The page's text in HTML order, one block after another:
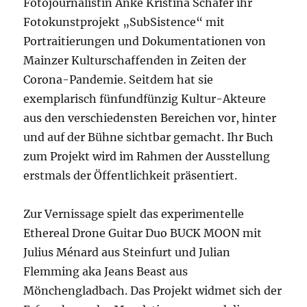
Fotojournalistin Anke Kristina Schäfer ihr
Fotokunstprojekt „SubSistence“ mit
Portraitierungen und Dokumentationen von
Mainzer Kulturschaffenden in Zeiten der
Corona-Pandemie. Seitdem hat sie
exemplarisch fünfundfünzig Kultur-Akteure
aus den verschiedensten Bereichen vor, hinter
und auf der Bühne sichtbar gemacht. Ihr Buch
zum Projekt wird im Rahmen der Ausstellung
erstmals der Öffentlichkeit präsentiert.
Zur Vernissage spielt das experimentelle
Ethereal Drone Guitar Duo BUCK MOON mit
Julius Ménard aus Steinfurt und Julian
Flemming aka Jeans Beast aus
Mönchengladbach. Das Projekt widmet sich der